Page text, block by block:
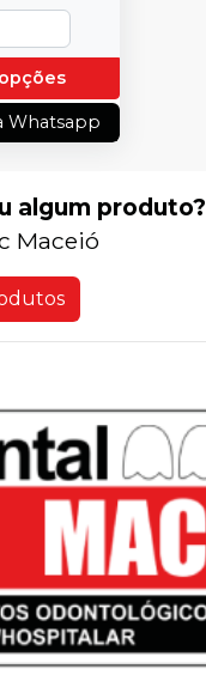
Whatsapp
algum produto?
Maceió